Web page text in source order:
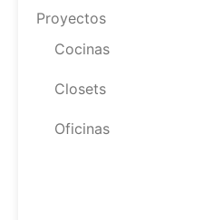
Proyectos
Cocinas
Closets
Oficinas